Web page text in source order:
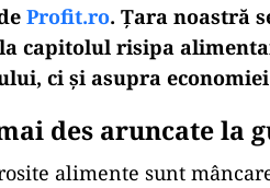
Profit.ro. Țara noastră
capitolul risipa
ci și asupra
des aruncate la
alimente sunt